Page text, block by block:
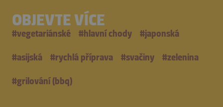
OBJEVTE VÍCE
#vegetariánské #hlavní chody #japonská
#asijská #rychlá příprava #svačiny #zelenina
#grilování (bbq)